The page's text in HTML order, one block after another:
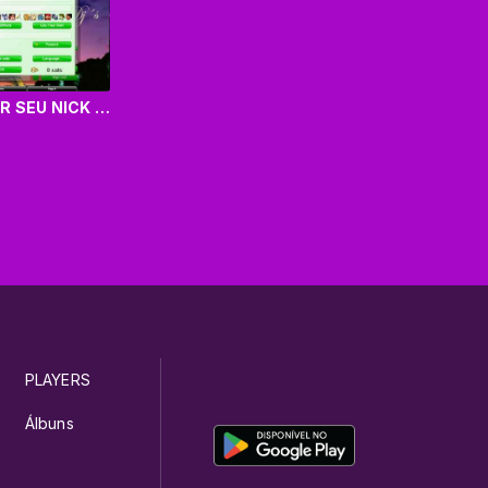
COMO ALTERAR SEU NICK NAME
PLAYERS
Álbuns